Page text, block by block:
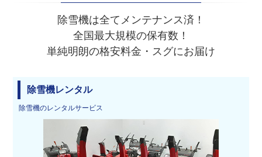
除雪機は全てメンテナンス済！
全国最大規模の保有数！
単純明朗の格安料金・スグにお届け
除雪機レンタル
除雪機のレンタルサービス